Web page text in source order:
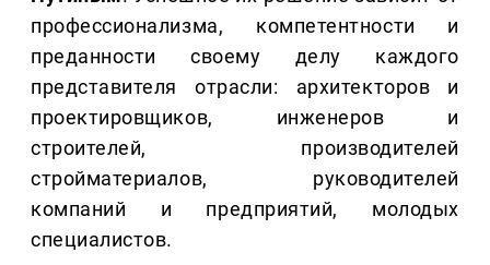
профессионализма, компетентности и
преданности своему делу каждого
представителя отрасли: архитекторов и
проектировщиков, инженеров и
строителей, производителей
стройматериалов, руководителей
компаний и предприятий, молодых
специалистов.